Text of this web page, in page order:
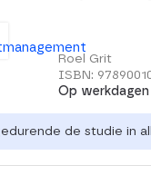
Roel Grit
ISBN:
Op
de studie in